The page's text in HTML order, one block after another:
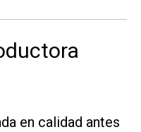
en calidad antes